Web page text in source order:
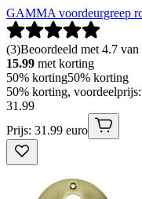
GAMMA voordeurgreep
(3)Beoordeeld met 4.7
15.99 met korting
50% korting50% korting
50% korting,
31 .99
Prijs: 31.99 euro